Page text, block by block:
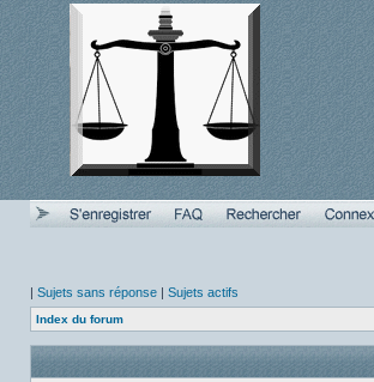
| Sujets sans réponse | Sujets actifs
Index du forum